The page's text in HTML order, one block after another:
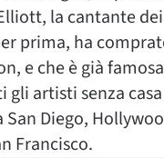
la cantante
prima, ha
e che è già
artisti senza
Diego,
Francisco.